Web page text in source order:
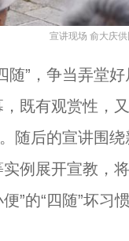
宣讲现场 俞大庆供
”，争当弄堂好
既有观赏性，
随后的宣讲围
例展开宣教，
”的“四随”坏习